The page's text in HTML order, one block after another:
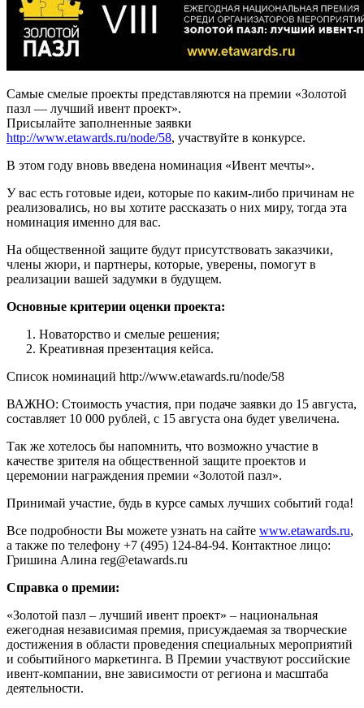
Самые смелые проекты представляются на премии «Золотой
пазл — лучший ивент проект».
Присылайте заполненные заявки
http://www.etawards.ru/node/58, участвуйте в конкурсе.
В этом году вновь введена номинация «Ивент мечты».
У вас есть готовые идеи, которые по каким-либо причинам не
реализовались, но вы хотите рассказать о них миру, тогда эта
номинация именно для вас.
На общественной защите будут присутствовать заказчики,
члены жюри, и партнеры, которые, уверены, помогут в
реализации вашей задумки в будущем.
Основные критерии оценки проекта:
Новаторство и смелые решения;
Креативная презентация кейса.
Список номинаций http://www.etawards.ru/node/58
ВАЖНО: Стоимость участия, при подаче заявки до 15 августа,
составляет 10 000 рублей, с 15 августа она будет увеличена.
Так же хотелось бы напомнить, что возможно участие в
качестве зрителя на общественной защите проектов и
церемонии награждения премии «Золотой пазл».
Принимай участие, будь в курсе самых лучших событий года!
Все подробности Вы можете узнать на сайте www.etawards.ru,
а также по телефону +7 (495) 124-84-94. Контактное лицо:
Гришина Алина reg@etawards.ru
Справка о премии:
«Золотой пазл – лучший ивент проект» – национальная
ежегодная независимая премия, присуждаемая за творческие
достижения в области проведения специальных мероприятий
и событийного маркетинга. В Премии участвуют российские
ивент-компании, вне зависимости от региона и масштаба
деятельности.